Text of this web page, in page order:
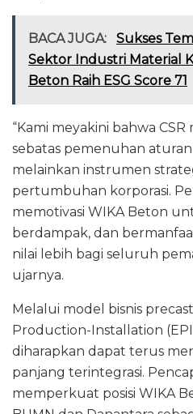
BACA JUGA:
Sukses
Sektor Industri Material
Beton Raih ESG Score 71
“Kami meyakini bahwa
sebatas pemenuhan aturan
melainkan instrumen
pertumbuhan korporasi.
memotivasi WIKA Beton
berdampak, dan
nilai lebih bagi seluruh
ujarnya.
Melalui model bisnis
Production-Installation
diharapkan dapat terus
panjang terintegrasi.
memperkuat posisi WIKA